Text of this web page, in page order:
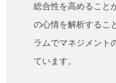
総合性を高めること
の心情を解析するこ
ラムでマネジメント
ています。